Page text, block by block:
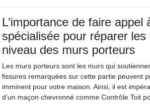
L’importance de faire appel
spécialisée pour réparer les
niveau des murs porteurs
Les murs porteurs sont les murs qui
fissures remarquées sur cette partie peuvent
imminent pour votre maison. Ainsi, il est
d’un maçon chevronné comme Contrôle Toit